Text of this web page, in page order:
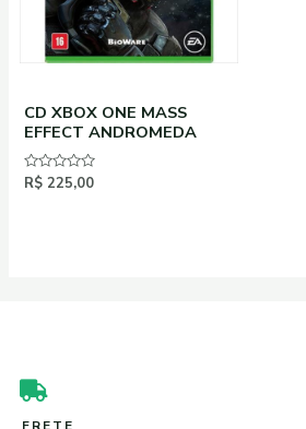
CD XBOX ONE MASS
EFFECT ANDROMEDA
Avaliação
R$ 225,00